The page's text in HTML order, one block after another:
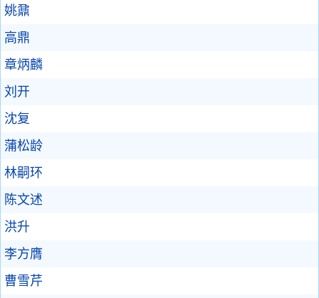
姚鼐
高鼎
章炳麟
刘开
沈复
蒲松龄
林嗣环
陈文述
洪升
李方膺
曹雪芹